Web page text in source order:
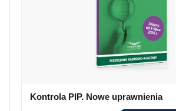
Kontrola PIP. Nowe uprawnienia